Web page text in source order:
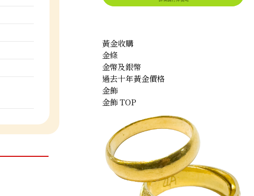
黃金收購
金條
金幣及銀幣
過去十年黃金價格
金飾
金飾 TOP